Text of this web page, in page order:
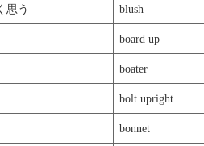
トルがUK版（
_１巻から７巻ま
お読みください。
思う blush
board up
boater
bolt upright
bonnet